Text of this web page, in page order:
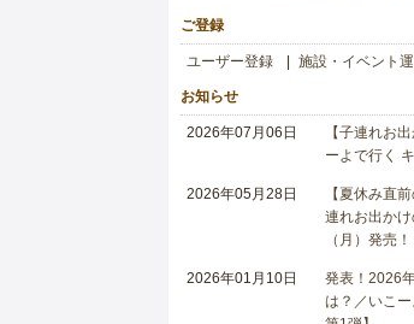
ご登録
ユーザー登録 施設・イベント
お知らせ
2026年07月06日
【子連れお
ーよで行く
2026年05月28日
【夏休み直
連れお出か
（月）発売！
2026年01月10日
発表！2026
は？／いこ